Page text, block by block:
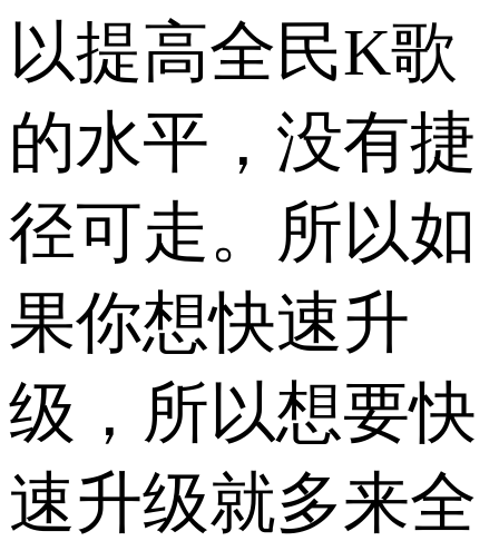
以提高全民K歌
的水平，没有捷
径可走。所以如
果你想快速升
级，所以想要快
速升级就多来全